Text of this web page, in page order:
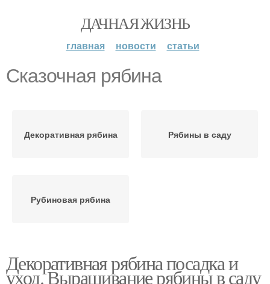
ДАЧНАЯ ЖИЗНЬ
главная новости статьи
Сказочная рябина
Декоративная рябина Рябины в саду
Рубиновая рябина
Декоративная рябина посадка и
уход. Выращивание рябины в саду